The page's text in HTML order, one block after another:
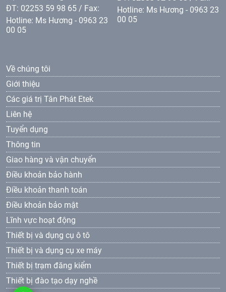
ĐT: 02253 59 98 65 / Fax:
Hotline: Ms Hương - 0963 23
00 05
Hotline: Ms Hương - 0963 23
00 05
Về chúng tôi
Giới thiệu
Các giá trị Tân Phát Etek
Liên hệ
Tuyển dụng
Thông tin
Giao hàng và vận chuyển
Điều khoản bảo hành
Điều khoản thanh toán
Điều khoản bảo mật
Lĩnh vực hoạt động
Thiết bị và dụng cụ ô tô
Thiết bị và dụng cụ xe máy
Thiết bị trạm đăng kiểm
Thiết bị đào tạo dạy nghề